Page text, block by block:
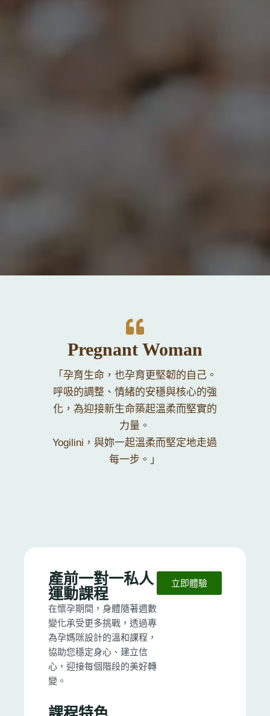
Pregnant Woman
「孕育生命，也孕育更堅韌的自己。
呼吸的調整、情緒的安穩與核心的強
化，為迎接新生命築起溫柔而堅實的
力量。
Yogilini，與妳一起溫柔而堅定地走過
每一步。」
產前一對一私人
運動課程
在懷孕期間，身體隨著週數
變化承受更多挑戰，透過專
為孕媽咪設計的溫和課程，
協助您穩定身心、建立信
心，迎接每個階段的美好轉
變。
立即體驗